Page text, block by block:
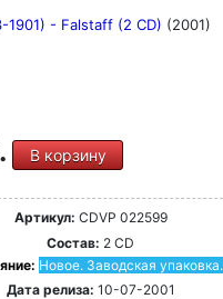
1901) - Falstaff (2 CD) (2001)
В корзину
Артикул: CDVP 022599
Состав: 2 CD
Новое. Заводская упаковка.
Дата релиза: 10-07-2001